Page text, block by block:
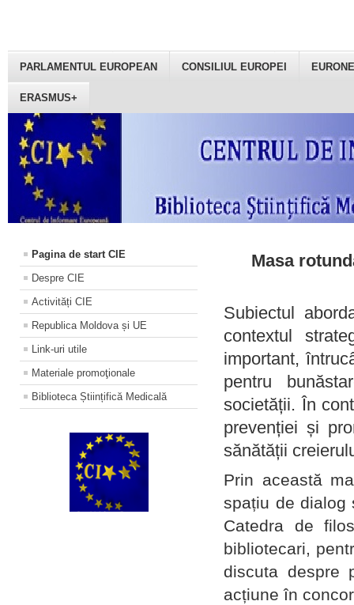
PARLAMENTUL EUROPEAN CONSILIUL EUROPEI
ERASMUS+
Pagina de start CIE
Despre CIE
Activități CIE
Republica Moldova și UE
Link-uri utile
Materiale promoţionale
Biblioteca Științifică Medicală
Masa
Subiectul
contextul
important,
pentru
societății. În
prevenției și
sănătății
Prin această
spațiu de dialog
Catedra de
bibliotecari,
discuta despre
acțiune în